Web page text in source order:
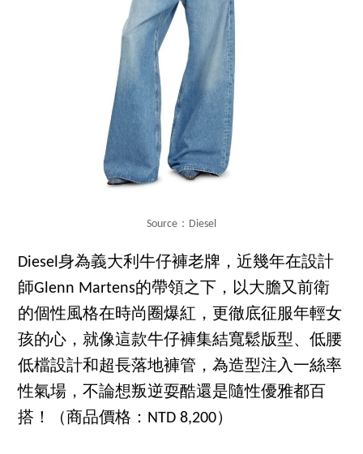
Source：Diesel
Diesel身為義大利牛仔褲老牌，近幾年在設計
師Glenn Martens的帶領之下，以大膽又前衛
的個性風格在時尚圈爆紅，更徹底征服年輕女
孩的心，就像這款牛仔褲集結寬鬆版型、低腰
低檔設計和超長落地褲管，為造型注入一絲率
性氣場，不論想叛逆耍酷還是隨性優雅都百
搭！（商品價格：NTD 8,200）